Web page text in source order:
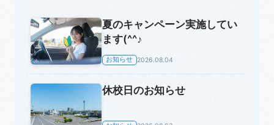
夏のキャンペーン実施してい
ます(^^♪
お知らせ 2026.08.04
休校日のお知らせ